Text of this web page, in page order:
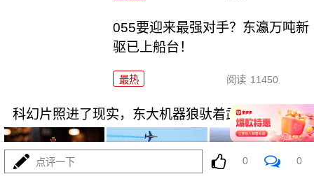
055要迎来最强对手？东瀛万吨新
驱已上船台！
最热 阅读 11450
科幻片照进了现实，东大机器狼驮着武器冲锋！
点评一下 0 0